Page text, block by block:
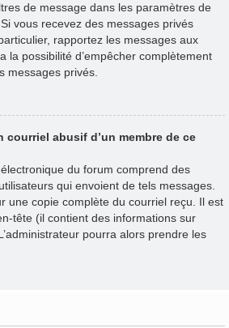
de message dans les paramètres de
vous recevez des messages privés
rapportez les messages aux
la possibilité d’empêcher complètement
messages privés.
courriel abusif d’un membre de ce
du forum comprend des
qui envoient de tels messages.
une copie complète du courriel reçu. Il est
tête (il contient des informations sur
pourra alors prendre les